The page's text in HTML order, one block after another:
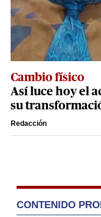
Cambio físico
Así luce hoy el
su
Redacción
CONTENIDO